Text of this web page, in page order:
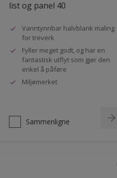
list og panel 40
Vanntynnbar halvblank maling
for treverk
Fyller meget godt, og har en
fantastisk utflyt som gjør den
enkel å påføre
Miljømerket
Sammenligne